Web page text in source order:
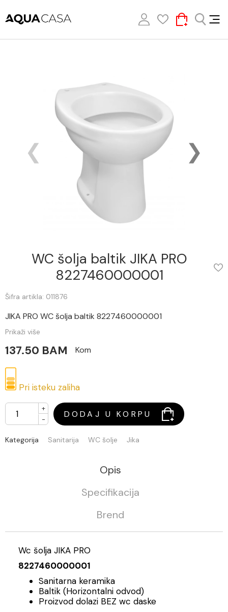
WC šolja baltik JIKA PRO
8227460000001
Šifra artikla: 011876
JIKA PRO WC šolja baltik 8227460000001
Prikaži više
137.50 BAM Kom
Pri isteku zaliha
+
-
DODAJ U KORPU
Kategorija Sanitarija WC šolje Jika
Opis
Specifikacija
Brend
Wc šolja JIKA PRO
8227460000001
Sanitarna keramika
Baltik (Horizontalni odvod)
Proizvod dolazi BEZ wc daske